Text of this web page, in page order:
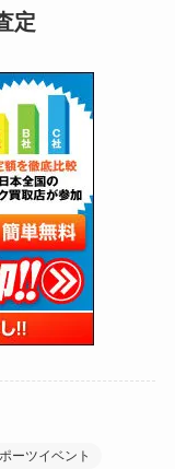
(27)
定
ーツイベント